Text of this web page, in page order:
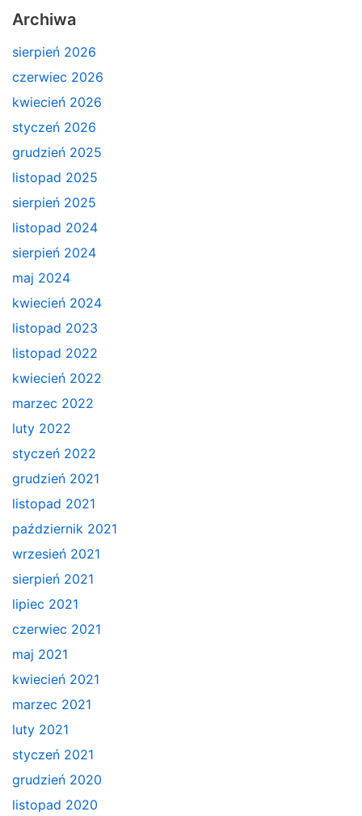
Archiwa
sierpień 2026
czerwiec 2026
kwiecień 2026
styczeń 2026
grudzień 2025
listopad 2025
sierpień 2025
listopad 2024
sierpień 2024
maj 2024
kwiecień 2024
listopad 2023
listopad 2022
kwiecień 2022
marzec 2022
luty 2022
styczeń 2022
grudzień 2021
listopad 2021
październik 2021
wrzesień 2021
sierpień 2021
lipiec 2021
czerwiec 2021
maj 2021
kwiecień 2021
marzec 2021
luty 2021
styczeń 2021
grudzień 2020
listopad 2020